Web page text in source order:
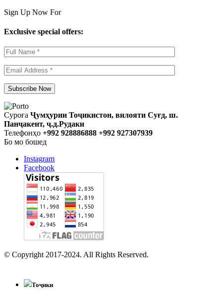
Sign Up Now For
Exclusive special offers:
Суроға Ҷумҳурии Тоҷикистон, вилояти Суғд, ш.
Панҷакент, ҷ.д.Рудаки
Телефонҳо +992 928886888 +992 927307939
Бо мо бошед
Instagram
Facebook
© Copyright 2017-2024. All Rights Reserved.
Тоҷики